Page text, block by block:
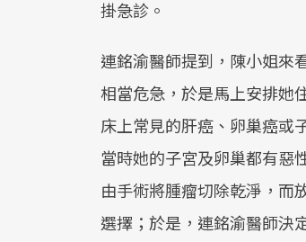
掛急診。
連銘渝醫師提到，陳小姐來
相當危急，於是馬上安排她
床上常見的肝癌、卵巢癌或
當時她的子宮及卵巢都有惡
由手術將腫瘤切除乾淨，而
選擇；於是，連銘渝醫師決